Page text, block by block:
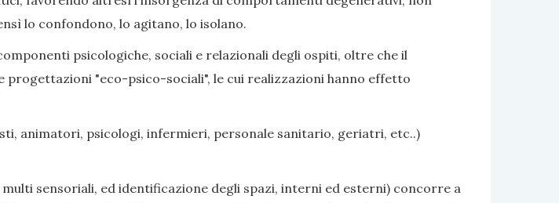
lo confondono, lo agitano, lo isolano.
psicologiche, sociali e relazionali degli ospiti, oltre che il
"eco-psico-sociali", le cui realizzazioni hanno effetto
animatori, psicologi, infermieri, personale sanitario, geriatri, etc..)
sensoriali, ed identificazione degli spazi, interni ed esterni) concorre a